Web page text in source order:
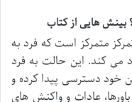
بینش هایی از کتاب
متمرکز است که فرد به
می کند. این حالت به فرد
خود دسترسی پیدا کرده و
عادات و واکنش های